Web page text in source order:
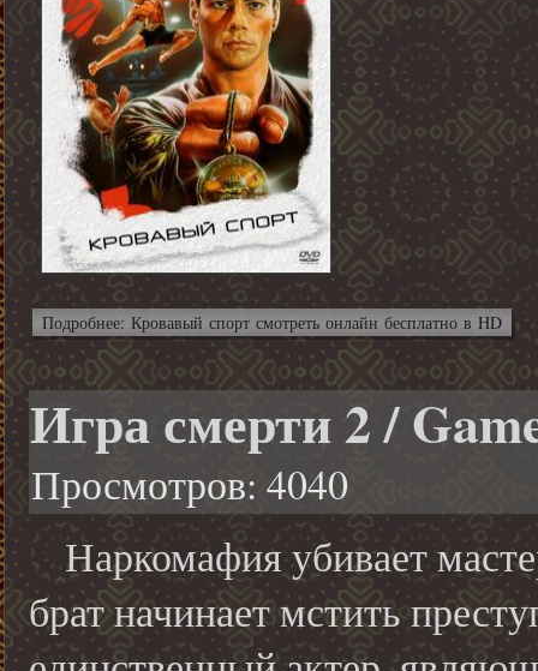
Подробнее: Кровавый спорт смотреть онлайн бесплатно в HD
Игра смерти 2 /
Просмотров: 4040
Наркомафия убивает
брат начинает мстить